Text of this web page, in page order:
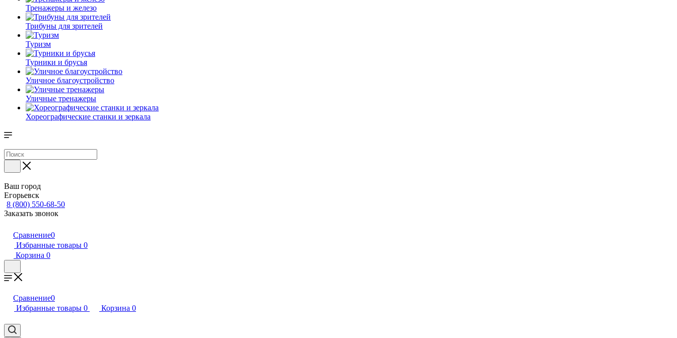
Тренажеры и железо
Трибуны для зрителей
Туризм
Турники и брусья
Уличное благоустройство
Уличные тренажеры
Хореографические станки и зеркала
Ваш город
Егорьевск
8 (800) 550-68-50
Заказать звонок
Сравнение0
Избранные товары 0
Корзина 0
Сравнение0
Избранные товары 0 Корзина 0